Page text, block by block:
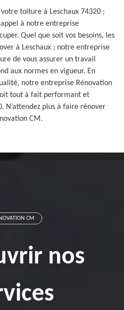
toiture à Leschaux 74320 ;
à notre entreprise
Quel que soit vos besoins, les
à Leschaux ; notre entreprise
de vous assurer un travail
aux normes en vigueur. En
notre entreprise Rénovation
tout à fait performant et
N’attendez plus à faire rénover
CM.
CM
nos